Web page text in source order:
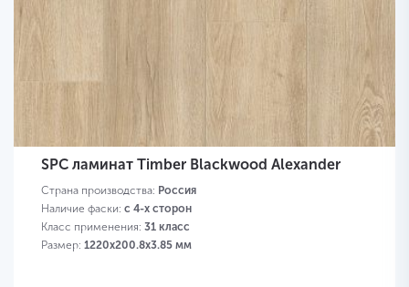
SPC ламинат Timber Blackwood Alexander
Страна производства: Россия
Наличие фаски: с 4-х сторон
Класс применения: 31 класс
Размер: 1220х200.8х3.85 мм